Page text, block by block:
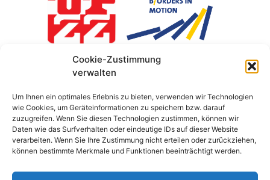
Cookie-Zustimmung
verwalten
Um Ihnen ein optimales Erlebnis zu bieten, verwenden wir Technologien
wie Cookies, um Geräteinformationen zu speichern bzw. darauf
zuzugreifen. Wenn Sie diesen Technologien zustimmen, können wir
Daten wie das Surfverhalten oder eindeutige IDs auf dieser Website
verarbeiten. Wenn Sie Ihre Zustimmung nicht erteilen oder zurückziehen,
können bestimmte Merkmale und Funktionen beeinträchtigt werden.